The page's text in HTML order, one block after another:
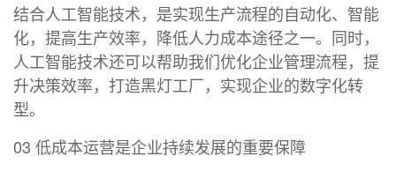
结合人工智能技术，是实现生产流程的自动化、智能
化，提高生产效率，降低人力成本途径之一。同时，
人工智能技术还可以帮助我们优化企业管理流程，提
升决策效率，打造黑灯工厂，实现企业的数字化转
型。
03 低成本运营是企业持续发展的重要保障